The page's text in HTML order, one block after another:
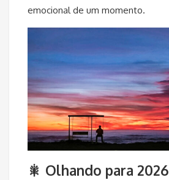
emocional de um momento.
🎇 Olhando para 2026